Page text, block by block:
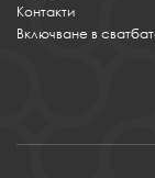
Контакти
Включване в